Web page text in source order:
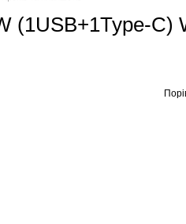
(1USB+1Type-C)